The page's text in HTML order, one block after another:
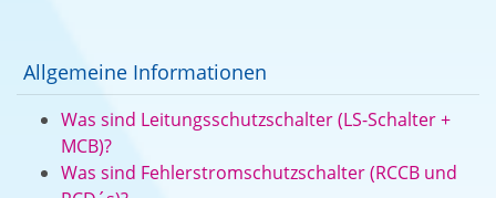
Allgemeine Informationen
Was sind Leitungsschutzschalter (LS-Schalter +
MCB)?
Was sind Fehlerstromschutzschalter (RCCB und